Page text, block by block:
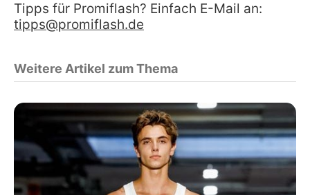
Tipps für Promiflash? Einfach E-Mail an:
tipps@promiflash.de
Weitere Artikel zum Thema